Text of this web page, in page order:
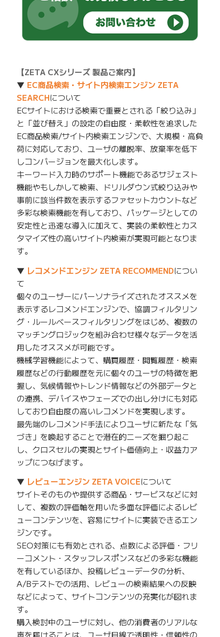
【ZETA CXシリーズ 製品ご案内】
▼ EC商品検索・サイト内検索エンジン ZETA
SEARCHについて
ECサイトにおける検索で重要とされる「絞り込み」
と「並び替え」の設定の自由度・柔軟性を追求した
EC商品検索/サイト内検索エンジンで、大規模・高負
荷に対応しており、ユーザの離脱率、放棄率を低下
しコンバージョンを最大化します。
キーワード入力時のサポート機能であるサジェスト
機能やもしかして検索、ドリルダウン式絞り込みや
事前に該当件数を表示するファセットカウントなど
多彩な検索機能を有しており、パッケージとしての
安定性と迅速な導入に加えて、実装の柔軟性とカス
タマイズ性の高いサイト内検索が実現可能となりま
す。
▼ レコメンドエンジン ZETA RECOMMENDについ
て
個々のユーザーにパーソナライズされたオススメを
表示するレコメンドエンジンで、協調フィルタリン
グ・ルールベースフィルタリングをはじめ、複数の
マッチングロジックを組み合わせ様々なデータを活
用したオススメが可能です。
機械学習機能によって、購買履歴・閲覧履歴・検索
履歴などの行動履歴を元に個々のユーザの特徴を把
握し、気候情報やトレンド情報などの外部データと
の連携、デバイスやフェーズでの出し分けにも対応
しており自由度の高いレコメンドを実現します。
最先端のレコメンド手法によりユーザに新たな「気
づき」を喚起することで潜在的ニーズを掘り起こ
し、クロスセルの実現とサイト価値向上・収益力ア
ップにつなげます。
▼ レビューエンジン ZETA VOICEについて
サイトそのものや提供する商品・サービスなどに対
して、複数の評価軸を用いた多面な評価によるレビ
ューコンテンツを、容易にサイトに実装できるエン
ジンです。
SEO対策にも有効とされる、点数による評価・フリ
ーコメント・スタッフレスポンスなどの多彩な機能
を有しているほか、投稿レビューデータの分析、
A/Bテストでの活用、レビューの検索結果への反映
などによって、サイトコンテンツの充実化が図れま
す。
購入検討中のユーザに対し、他の消費者のリアルな